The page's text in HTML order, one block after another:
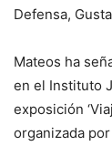
Defensa,
Mateos ha
en el Instituto
exposición
organizada